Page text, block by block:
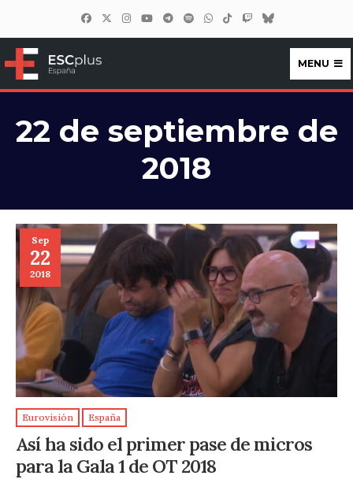
ESCplus España
MENU
22 de septiembre de
2018
Sep
22
2018
Eurovisión España
Así ha sido el primer pase de micros
para la Gala 1 de OT 2018